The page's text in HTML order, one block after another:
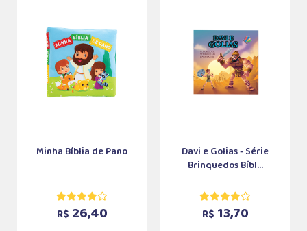
Minha Bíblia de Pano
R$ 26,40
Davi e Golias - Série
Brinquedos Bíbl...
R$ 13,70